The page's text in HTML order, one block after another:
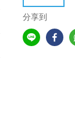
分享到